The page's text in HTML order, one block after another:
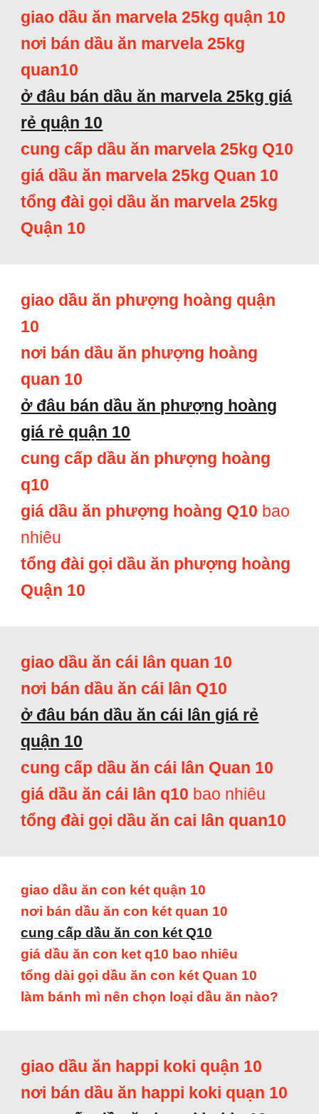
giao dầu ăn marvela 25kg quận 10
nơi bán dầu ăn marvela 25kg
quan10
ở đâu bán dầu ăn marvela 25kg giá
rẻ quận 10
cung cấp dầu ăn marvela 25kg Q10
giá dầu ăn marvela 25kg Quan 10
tổng đài gọi dầu ăn marvela 25kg
Quận 10
giao dầu ăn phượng hoàng quận
10
nơi bán dầu ăn phượng hoàng
quan 10
ở đâu bán dầu ăn phượng hoàng
giá rẻ quận 10
cung cấp dầu ăn phượng hoàng
q10
giá dầu ăn phượng hoàng Q10 bao
nhiêu
tổng đài gọi dầu ăn phượng hoàng
Quận 10
giao dầu ăn cái lân quan 10
nơi bán dầu ăn cái lân Q10
ở đâu bán dầu ăn cái lân giá rẻ
quận 10
cung cấp dầu ăn cái lân Quan 10
giá dầu ăn cái lân q10 bao nhiêu
tổng đài gọi dầu ăn cai lân quan10
giao dầu ăn con két quận 10
nơi bán dầu ăn con két quan 10
cung cấp dầu ăn con két Q10
giá dầu ăn con ket q10 bao nhiêu
tổng dài gọi dầu ăn con két Quan 10
làm bánh mì nên chọn loại dầu ăn nào?
giao dầu ăn happi koki quận 10
nơi bán dầu ăn happi koki quạn 10